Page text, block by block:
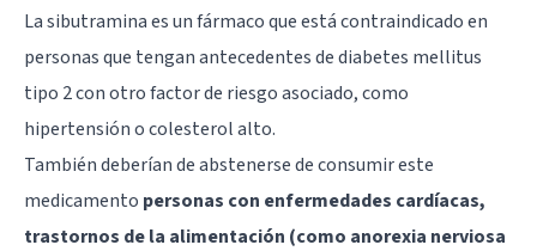
La sibutramina es un fármaco que está contraindicado en
personas que tengan antecedentes de diabetes mellitus
tipo 2 con otro factor de riesgo asociado, como
hipertensión o colesterol alto.
También deberían de abstenerse de consumir este
medicamento personas con enfermedades cardíacas,
trastornos de la alimentación (como anorexia nerviosa